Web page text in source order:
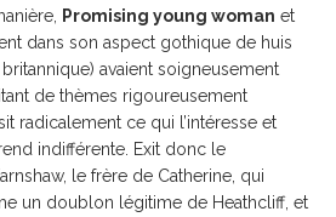
Promising young woman et
dans son aspect gothique de huis
avaient soigneusement
de thèmes rigoureusement
radicalement ce qui l’intéresse et
indifférente. Exit donc le
le frère de Catherine, qui
un doublon légitime de Heathcliff, et